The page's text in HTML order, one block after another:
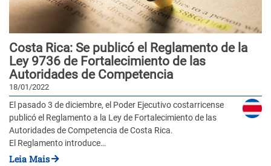
Costa Rica: Se publicó el Reglamento de la
Ley 9736 de Fortalecimiento de las
Autoridades de Competencia
18/01/2022
El pasado 3 de diciembre, el Poder Ejecutivo costarricense
publicó el Reglamento a la Ley de Fortalecimiento de las
Autoridades de Competencia de Costa Rica.
El Reglamento introduce…
Leia Mais